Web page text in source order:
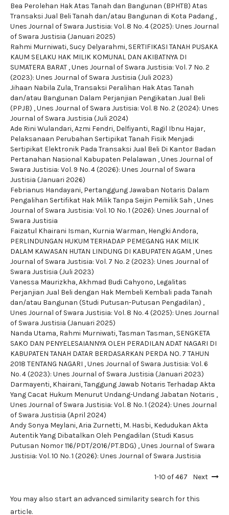
Bea Perolehan Hak Atas Tanah dan Bangunan (BPHTB) Atas
Transaksi Jual Beli Tanah dan/atau Bangunan di Kota Padang ,
Unes Journal of Swara Justisia: Vol. 8 No. 4 (2025): Unes Journal
of Swara Justisia (Januari 2025)
Rahmi Murniwati, Sucy Delyarahmi, SERTIFIKASI TANAH PUSAKA
KAUM SELAKU HAK MILIK KOMUNAL DAN AKIBATNYA DI
SUMATERA BARAT ,Unes Journal of Swara Justisia: Vol. 7 No. 2
(2023): Unes Journal of Swara Justisia (Juli 2023)
Jihaan Nabila Zula,Transaksi Peralihan Hak Atas Tanah
dan/atau Bangunan Dalam Perjanjian Pengikatan Jual Beli
(PPJB) ,Unes Journal of Swara Justisia: Vol. 8 No. 2 (2024): Unes
Journal of Swara Justisia (Juli 2024)
Ade Rini Wulandari, Azmi Fendri, Delfiyanti, Ragil Ibnu Hajar,
Pelaksanaan Perubahan Sertipikat Tanah Fisik Menjadi
Sertipikat Elektronik Pada Transaksi Jual Beli Di Kantor Badan
Pertanahan Nasional Kabupaten Pelalawan ,Unes Journal of
Swara Justisia: Vol. 9 No. 4 (2026): Unes Journal of Swara
Justisia (Januari 2026)
Febrianus Handayani, Pertanggung Jawaban Notaris Dalam
Pengalihan Sertifikat Hak Milik Tanpa Seijin Pemilik Sah ,Unes
Journal of Swara Justisia: Vol. 10 No. 1 (2026): Unes Journal of
Swara Justisia
Faizatul Khairani Isman, Kurnia Warman, Hengki Andora,
PERLINDUNGAN HUKUM TERHADAP PEMEGANG HAK MILIK
DALAM KAWASAN HUTAN LINDUNG DI KABUPATEN AGAM ,Unes
Journal of Swara Justisia: Vol. 7 No. 2 (2023): Unes Journal of
Swara Justisia (Juli 2023)
Vanessa Maurizkha, Akhmad Budi Cahyono, Legalitas
Perjanjian Jual Beli dengan Hak Membeli Kembali pada Tanah
dan/atau Bangunan (Studi Putusan-Putusan Pengadilan) ,
Unes Journal of Swara Justisia: Vol. 8 No. 4 (2025): Unes Journal
of Swara Justisia (Januari 2025)
Nanda Utama, Rahmi Murniwati, Tasman Tasman, SENGKETA
SAKO DAN PENYELESAIANNYA OLEH PERADILAN ADAT NAGARI DI
KABUPATEN TANAH DATAR BERDASARKAN PERDA NO. 7 TAHUN
2018 TENTANG NAGARI ,Unes Journal of Swara Justisia: Vol. 6
No. 4 (2023): Unes Journal of Swara Justisia (Januari 2023)
Darmayenti, Khairani,Tanggung Jawab Notaris Terhadap Akta
Yang Cacat Hukum Menurut Undang-Undang Jabatan Notaris ,
Unes Journal of Swara Justisia: Vol. 8 No. 1 (2024): Unes Journal
of Swara Justisia (April 2024)
Andy Sonya Meylani, Aria Zurnetti, M. Hasbi, Kedudukan Akta
Autentik Yang Dibatalkan Oleh Pengadilan (Studi Kasus
Putusan Nomor 116/PDT/2016/PT.BDG) ,Unes Journal of Swara
Justisia: Vol. 10 No. 1 (2026): Unes Journal of Swara Justisia
1-10 of 467 Next
You may also start an advanced similarity search for this
article.